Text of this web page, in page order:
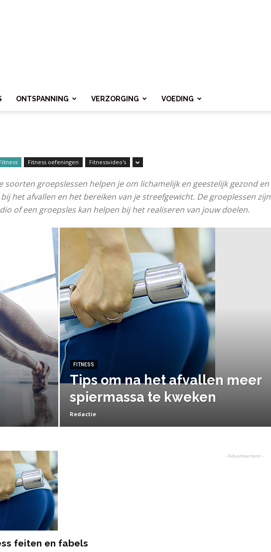
ONTSPANNING VERZORGING VOEDING
Fitness Fitness oefeningen Fitnessvideo's
groepslessen helpen je om lichamelijk en geestelijk gezond en
het afvallen en het bereiken van je streefgewicht. De groeplessen zijn
of een groepsles kan helpen bij het realiseren van jouw doelen.
FITNESS
Tips om na het afvallen meer
spiermassa te kweken
Redactie
feiten en fabels
- Advertisement -